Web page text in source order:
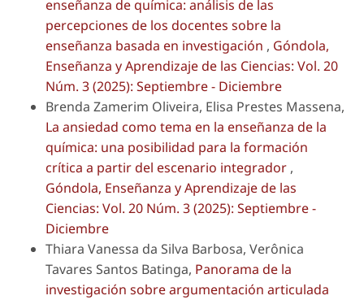
enseñanza de química: análisis de las
percepciones de los docentes sobre la
enseñanza basada en investigación , Góndola,
Enseñanza y Aprendizaje de las Ciencias: Vol. 20
Núm. 3 (2025): Septiembre - Diciembre
Brenda Zamerim Oliveira, Elisa Prestes Massena,
La ansiedad como tema en la enseñanza de la
química: una posibilidad para la formación
crítica a partir del escenario integrador ,
Góndola, Enseñanza y Aprendizaje de las
Ciencias: Vol. 20 Núm. 3 (2025): Septiembre -
Diciembre
Thiara Vanessa da Silva Barbosa, Verônica
Tavares Santos Batinga, Panorama de la
investigación sobre argumentación articulada